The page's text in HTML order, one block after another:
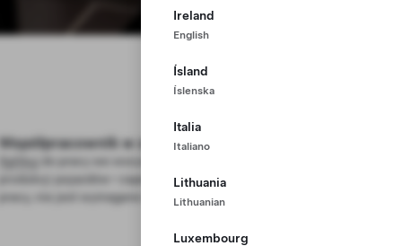
Ireland
English
Ísland
Íslenska
Italia
Italiano
Lithuania
Lithuanian
Luxembourg
Współpracownik w zakresie produkcji
Aplikuj
produkcji pojazdów—zapewnione szkolenie w miejscu
pracy, nie jest wymagane wcześniejsze doświadczenie.